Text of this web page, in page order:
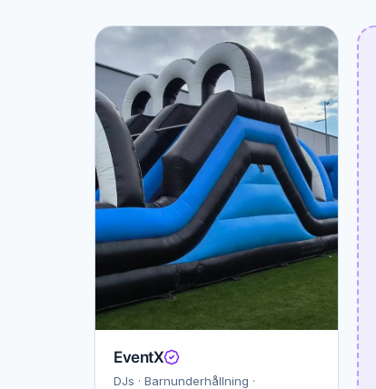
EventX
DJs · Barnunderhållning ·